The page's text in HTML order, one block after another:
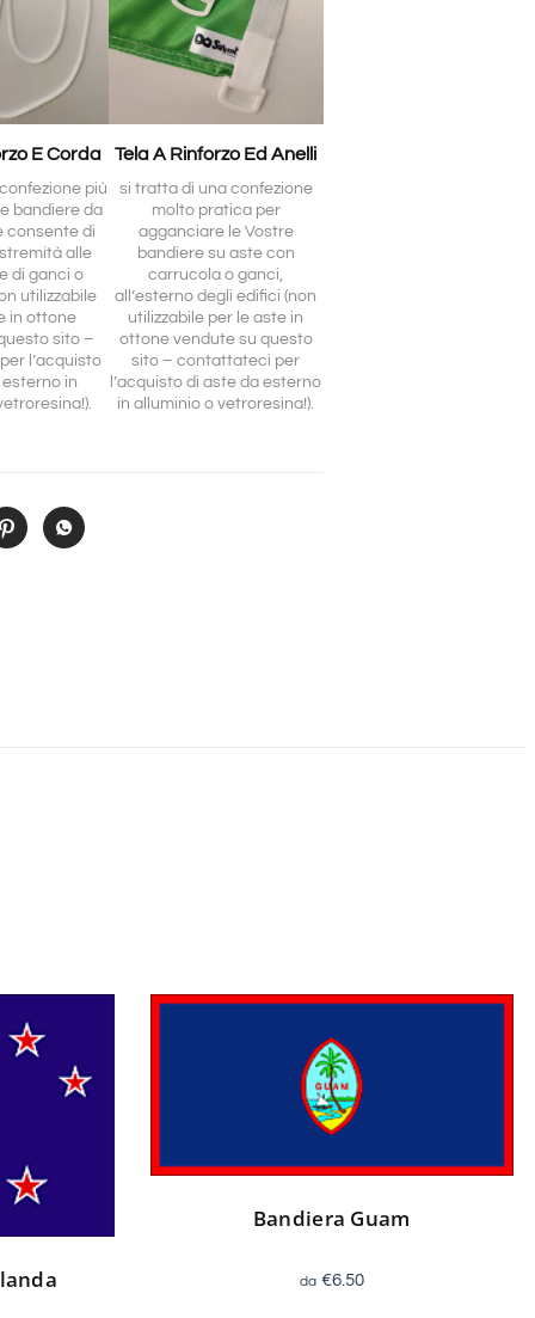
E Corda
più
bandiere da
consente di
alle
di ganci o
utilizzabile
in ottone
sito –
l’acquisto
in
Tela A Rinforzo Ed Anelli
si tratta di una confezione
molto pratica per
agganciare le Vostre
bandiere su aste con
carrucola o ganci,
all’esterno degli edifici (non
utilizzabile per le aste in
ottone vendute su questo
sito – contattateci per
l’acquisto di aste da esterno
in alluminio o vetroresina!).
Bandiera Guam
€6.50